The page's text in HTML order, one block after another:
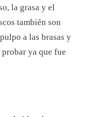
la grasa y el
también son
a las brasas y
ya que fue